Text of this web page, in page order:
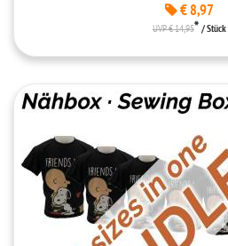
€ 8,97
UVP € 14,95* / Stück